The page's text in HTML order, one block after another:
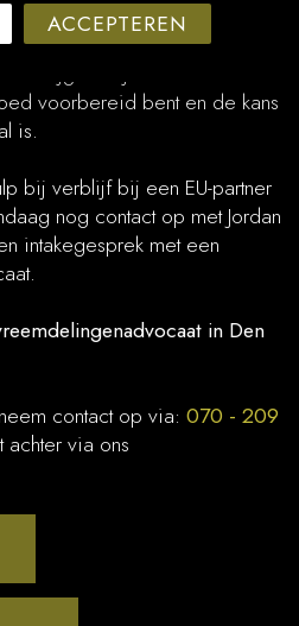
rechten voor gezinsleden
IND toetst streng aan de
voorbereid bent en de kans
is.
bij verblijf bij een EU-partner
nog contact op met Jordan
intakegesprek met een
in Den
contact op via: 070 - 209
via ons
ACCEPTEREN